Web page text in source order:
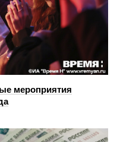
мероприятия